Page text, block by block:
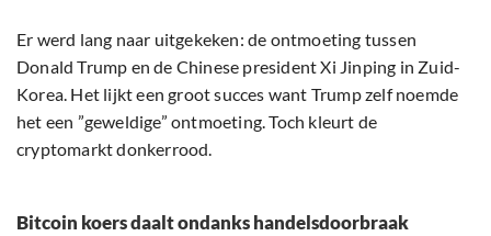
Er werd lang naar uitgekeken: de ontmoeting tussen
Donald Trump en de Chinese president Xi Jinping in Zuid-
Korea. Het lijkt een groot succes want Trump zelf noemde
het een ”geweldige” ontmoeting. Toch kleurt de
cryptomarkt donkerrood.
Bitcoin koers daalt ondanks handelsdoorbraak